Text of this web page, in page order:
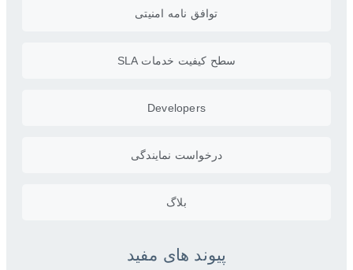
توافق نامه امنیتی
سطح کیفیت خدمات SLA
Developers
درخواست نمایندگی
بلاگ
پیوند های مفید